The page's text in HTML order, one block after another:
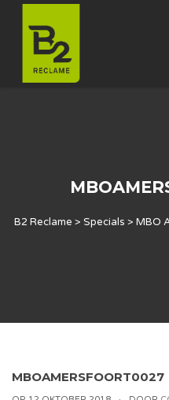
B2 Reclame > Specials > MBO
MBOAMERSFOORT0027